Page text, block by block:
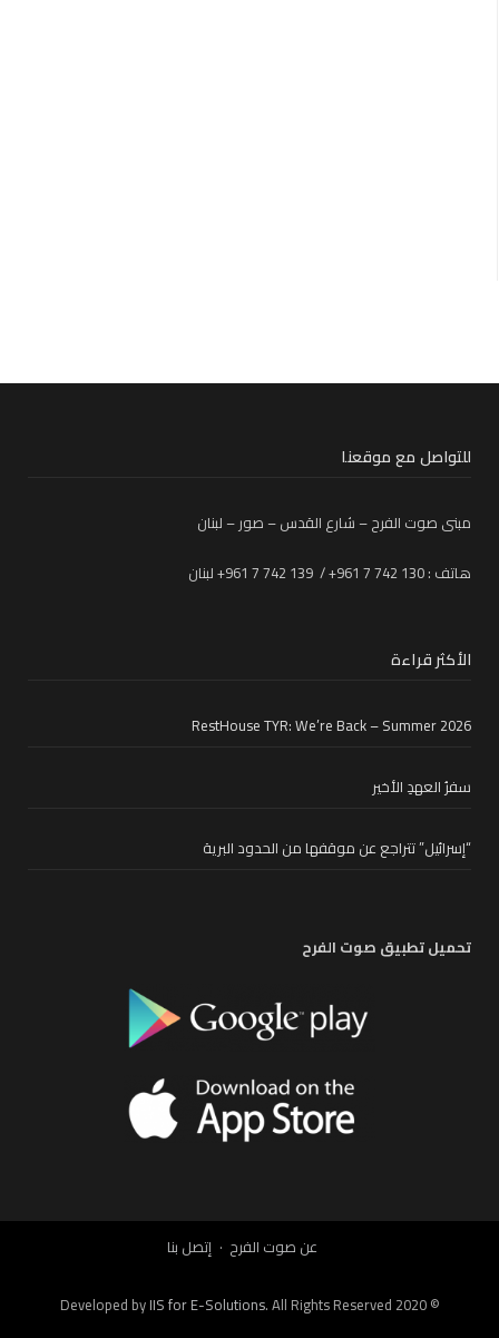
للتواصل مع موقعنا
مبنى صوت الفرح – شارع القدس – صور – لبنان
هاتف : 130 742 7 961+ / 139 742 7 961+ لبنان
الأكثر قراءة
RestHouse TYR: We’re Back – Summer 2026
سفرُ العهدِ الأخير
“إسرائيل” تتراجع عن موقفها من الحدود البرية
تحميل تطبيق صوت الفرح
عن صوت الفرح إتصل بنا
© Developed by
IIS for E-Solutions. All Rights Reserved 2020